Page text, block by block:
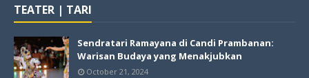
TEATER | TARI
Sendratari Ramayana di Candi Prambanan:
Warisan Budaya yang Menakjubkan
October 21, 2024